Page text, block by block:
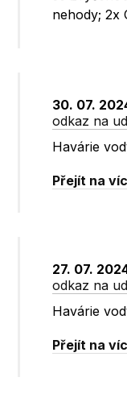
nehody; 2x
30. 07.
odkaz na
Havárie
Přejít na
27. 07.
odkaz na
Havárie
Přejít na